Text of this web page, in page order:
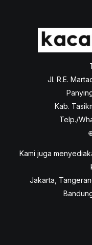
Jl. R.E.
Kab.
Telp./
Kami juga
Jakarta,